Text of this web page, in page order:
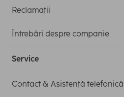
Reclamații
Întrebări despre companie
Service
Contact & Asistență telefonică